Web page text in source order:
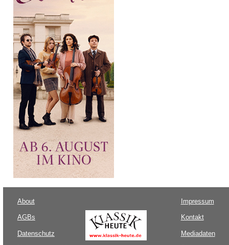
About
AGBs
Datenschutz
Impressum
Kontakt
Mediadaten